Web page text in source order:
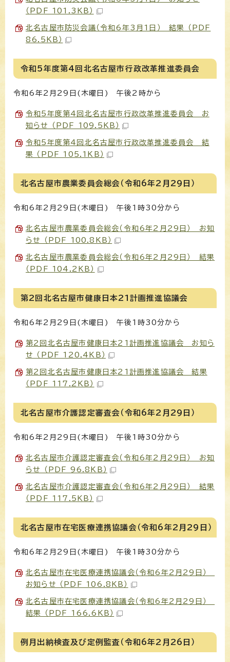
（PDF 101.3KB）
北名古屋市防災会議（令和6年3月1日） 結果 （PDF
86.5KB）
令和5年度第4回北名古屋市行政改革推進委員会
令和6年2月29日(木曜日) 午後2時から
令和5年度第4回北名古屋市行政改革推進委員会 お
知らせ （PDF 109.5KB）
令和5年度第4回北名古屋市行政改革推進委員会 結
果 （PDF 105.1KB）
北名古屋市農業委員会総会（令和6年2月29日）
令和6年2月29日(木曜日) 午後1時30分から
北名古屋市農業委員会総会（令和6年2月29日） お知
らせ （PDF 100.8KB）
北名古屋市農業委員会総会（令和6年2月29日） 結果
（PDF 104.2KB）
第2回北名古屋市健康日本21計画推進協議会
令和6年2月29日(木曜日) 午後1時30分から
第2回北名古屋市健康日本21計画推進協議会 お知ら
せ （PDF 120.4KB）
第2回北名古屋市健康日本21計画推進協議会 結果
（PDF 117.2KB）
北名古屋市介護認定審査会（令和6年2月29日）
令和6年2月29日(木曜日) 午後1時30分から
北名古屋市介護認定審査会（令和6年2月29日） お知
らせ （PDF 96.8KB）
北名古屋市介護認定審査会（令和6年2月29日） 結果
（PDF 117.5KB）
北名古屋市在宅医療連携協議会（令和6年2月29日）
令和6年2月29日(木曜日) 午後1時30分から
北名古屋市在宅医療連携協議会（令和6年2月29日）
お知らせ （PDF 106.8KB）
北名古屋市在宅医療連携協議会（令和6年2月29日）
結果 （PDF 166.6KB）
例月出納検査及び定例監査（令和6年2月26日）